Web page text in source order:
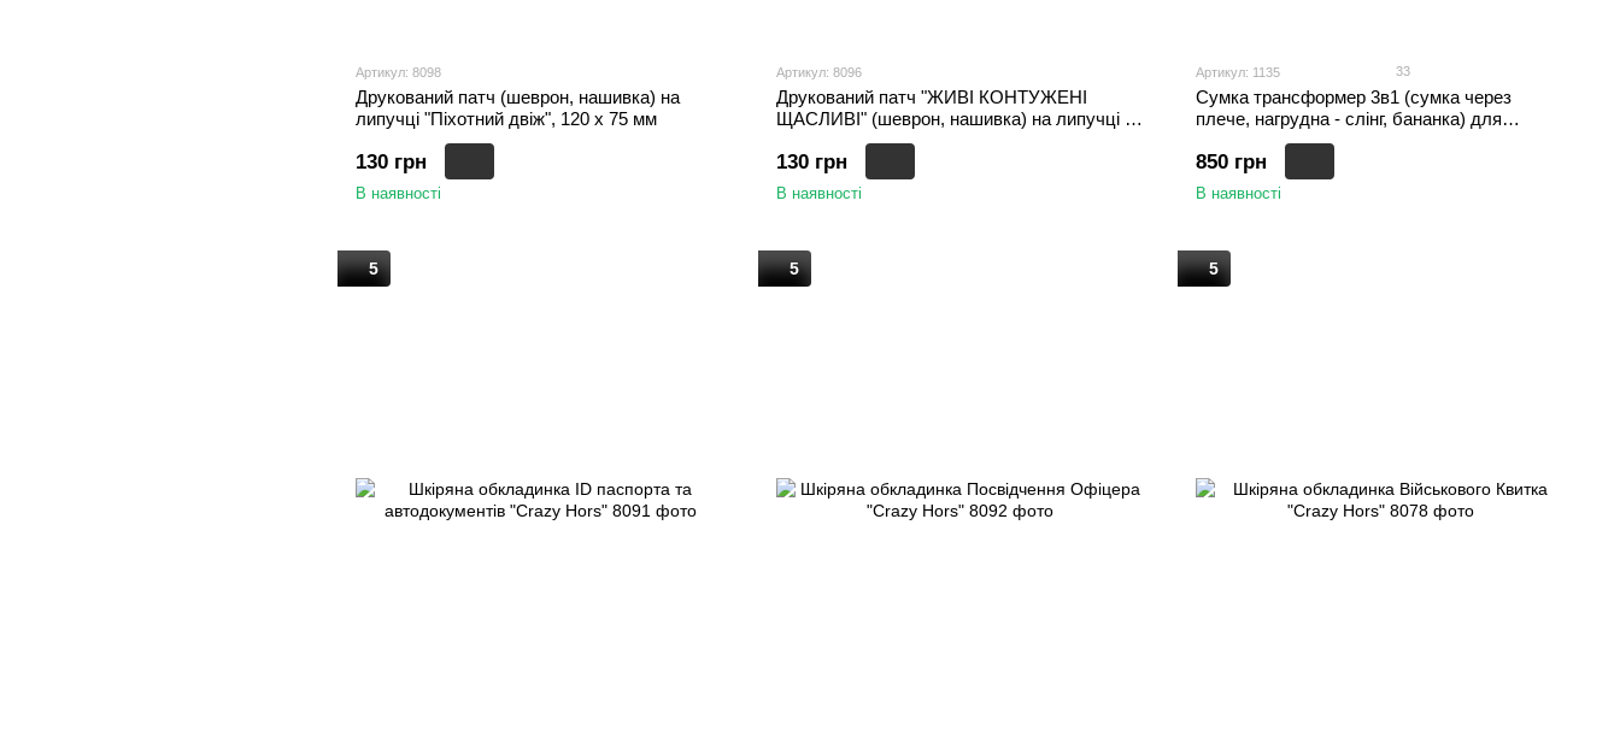
Артикул: 8098
Друкований патч (шеврон, нашивка) на
липучці "Піхотний двіж", 120 х 75 мм
130 грн
В наявності
Артикул: 8096
Друкований патч "ЖИВІ КОНТУЖЕНІ
ЩАСЛИВІ" (шеврон, нашивка) на липучці з
написом, 100 х 65 мм
130 грн
В наявності
Артикул: 1135 33
Сумка трансформер 3в1 (сумка через
плече, нагрудна - слінг, бананка) для
чоловіків та жінок, Рожевий, 14 х 18 х 5,5 см
850 грн
В наявності
5 5 5